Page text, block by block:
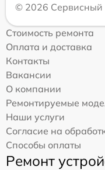
© 2026 Сервисный
Стоимость ремонта
Оплата и доставка
Контакты
Вакансии
О компании
Ремонтируемые
Наши услуги
Согласие на
Способы оплаты
Ремонт